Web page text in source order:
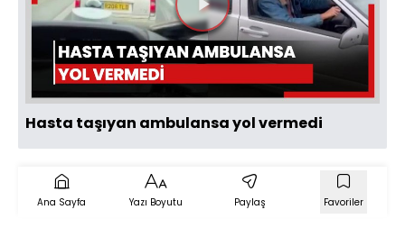
Videoyu
Oynat
Hasta taşıyan ambulansa yol vermedi
Ana Sayfa Yazı Boyutu Paylaş Favoriler